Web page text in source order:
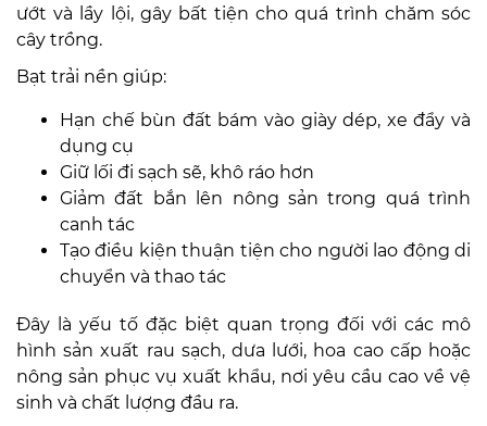
ướt và lầy lội, gây bất tiện cho quá trình chăm sóc
cây trồng.
Bạt trải nền giúp:
Hạn chế bùn đất bám vào giày dép, xe đẩy và
dụng cụ
Giữ lối đi sạch sẽ, khô ráo hơn
Giảm đất bắn lên nông sản trong quá trình
canh tác
Tạo điều kiện thuận tiện cho người lao động di
chuyển và thao tác
Đây là yếu tố đặc biệt quan trọng đối với các mô
hình sản xuất rau sạch, dưa lưới, hoa cao cấp hoặc
nông sản phục vụ xuất khẩu, nơi yêu cầu cao về vệ
sinh và chất lượng đầu ra.